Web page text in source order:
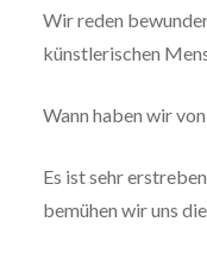
Wir reden
künstlerischen
Wann haben wir
Es ist sehr
bemühen wir uns